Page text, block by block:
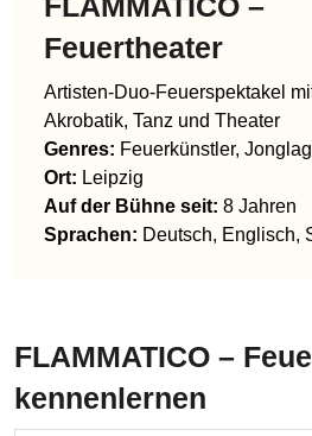
Feuertheater
Artisten-Duo-Feuerspektakel
Akrobatik, Tanz und Theater
Genres: Feuerkünstler,
Ort: Leipzig
Auf der Bühne seit: 8 Jahren
Sprachen: Deutsch, Englisch,
FLAMMATICO –
kennenlernen